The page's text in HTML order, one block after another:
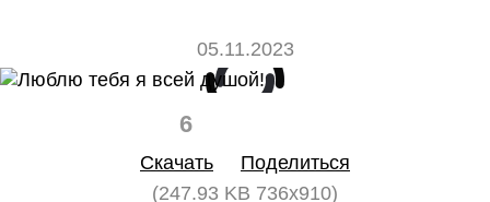
05.11.2023
6
Скачать
Поделиться
(247.93 KB 736x910)